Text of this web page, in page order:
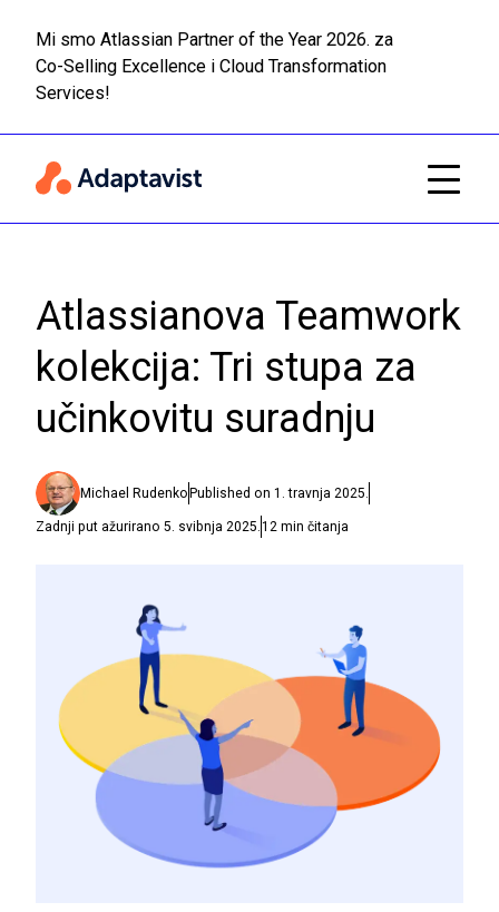
Mi smo Atlassian Partner of the Year 2026. za
Co-Selling Excellence i Cloud Transformation
Services!
Atlassianova Teamwork
kolekcija: Tri stupa za
učinkovitu suradnju
Michael Rudenko Published on 1. travnja 2025.
Zadnji put ažurirano 5. svibnja 2025.12 min čitanja